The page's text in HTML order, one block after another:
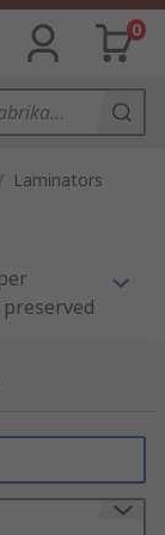
0
Laminators
on
being
up